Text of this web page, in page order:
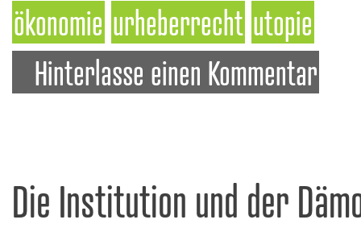
ökonomie urheberrecht utopie
Hinterlasse einen Kommentar
Die Institution und der